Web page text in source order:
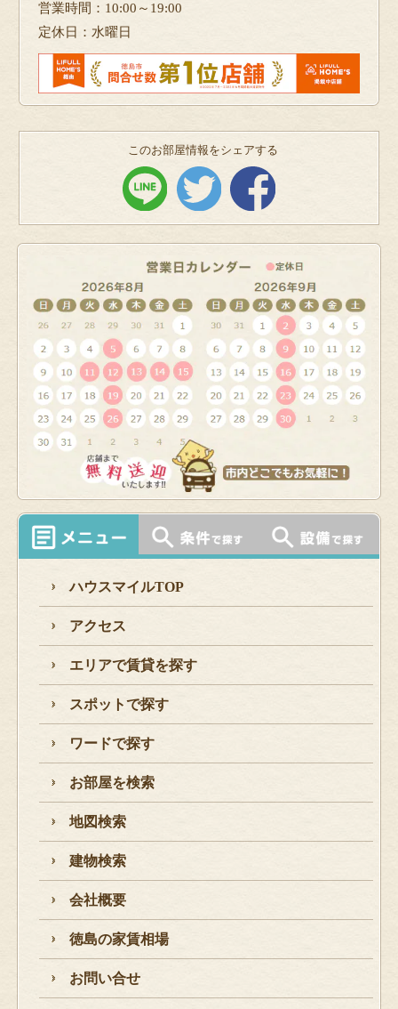
営業時間：10:00～19:00
定休日：水曜日
このお部屋情報をシェアする
ハウスマイルTOP
アクセス
エリアで賃貸を探す
スポットで探す
ワードで探す
お部屋を検索
地図検索
建物検索
会社概要
徳島の家賃相場
お問い合せ